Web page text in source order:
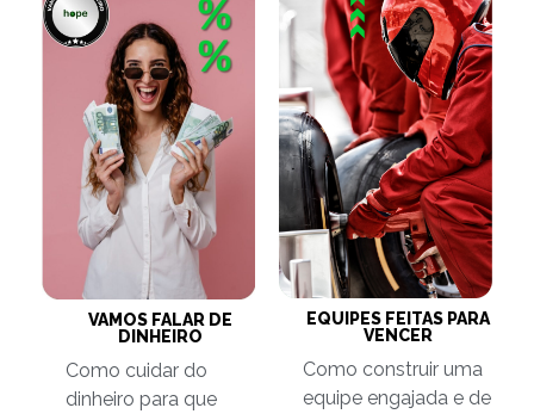
VAMOS FALAR DE
DINHEIRO
Como cuidar do
dinheiro para que
EQUIPES FEITAS PARA
VENCER
Como construir uma
equipe engajada e de